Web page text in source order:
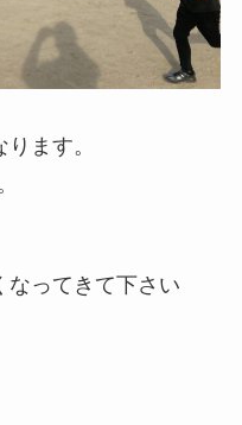
ます。
なってきて下さい